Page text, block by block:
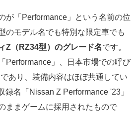
が「Performance」という名前の位
のモデル名でも特別な限定車でも
Z（RZ34型）のグレード名です。
Performance」、日本市場での呼び
あり、装備内容はほぼ共通してい
録名「Nissan Z Performance '23」
ままゲームに採用されたもので